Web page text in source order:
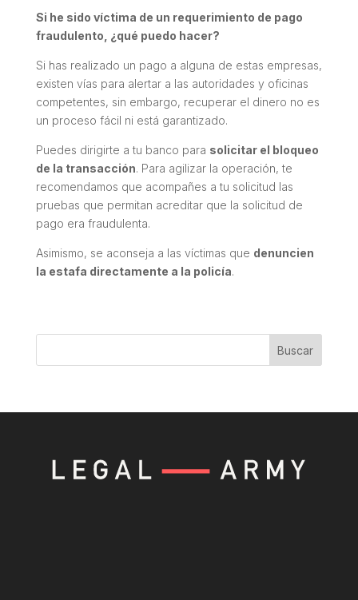
Si he sido víctima de un requerimiento de pago
fraudulento, ¿qué puedo hacer?
Si has realizado un pago a alguna de estas empresas,
existen vías para alertar a las autoridades y oficinas
competentes, sin embargo, recuperar el dinero no es
un proceso fácil ni está garantizado.
Puedes dirigirte a tu banco para solicitar el bloqueo
de la transacción. Para agilizar la operación, te
recomendamos que acompañes a tu solicitud las
pruebas que permitan acreditar que la solicitud de
pago era fraudulenta.
Asimismo, se aconseja a las víctimas que denuncien
la estafa directamente a la policía.
Buscar